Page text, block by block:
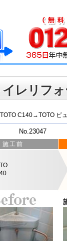
イレリフ
TOTO C140→TOTO ピ
No.23047
施工前